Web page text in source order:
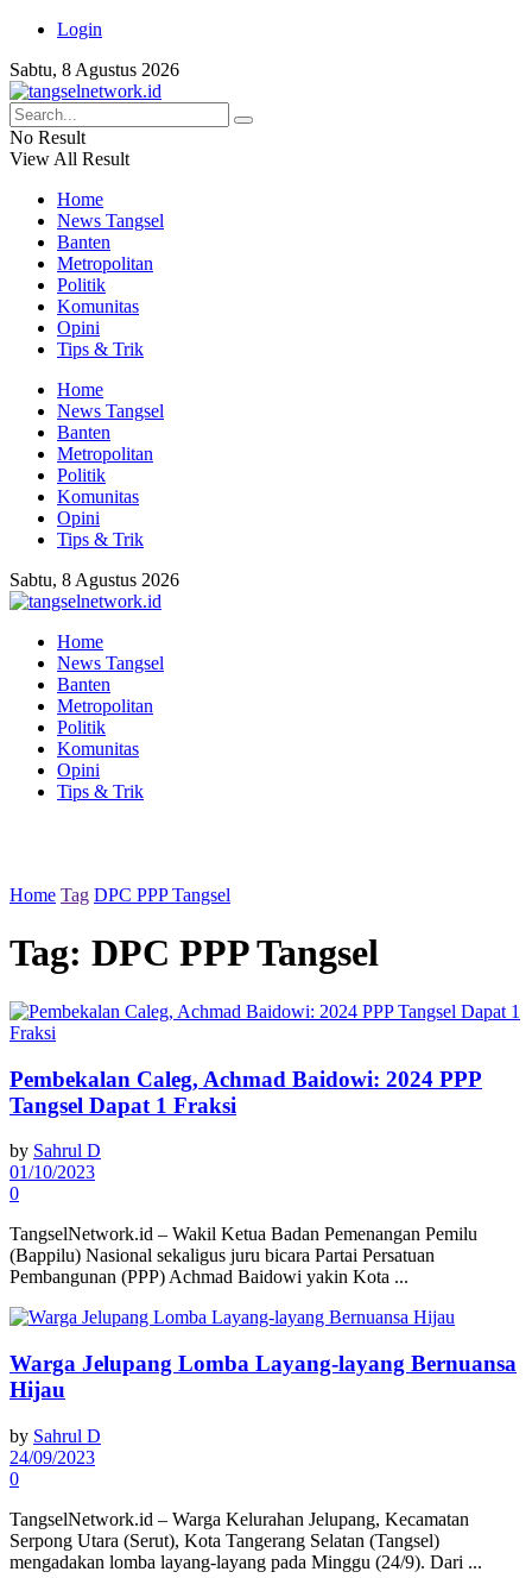
Login
Sabtu, 8 Agustus 2026
No Result
View All Result
Home
News Tangsel
Banten
Metropolitan
Politik
Komunitas
Opini
Tips & Trik
Home
News Tangsel
Banten
Metropolitan
Politik
Komunitas
Opini
Tips & Trik
Sabtu, 8 Agustus 2026
Home
News Tangsel
Banten
Metropolitan
Politik
Komunitas
Opini
Tips & Trik
Home Tag DPC PPP Tangsel
Tag: DPC PPP Tangsel
Pembekalan Caleg, Achmad Baidowi: 2024 PPP
Tangsel Dapat 1 Fraksi
by Sahrul D
01/10/2023
0
TangselNetwork.id – Wakil Ketua Badan Pemenangan Pemilu
(Bappilu) Nasional sekaligus juru bicara Partai Persatuan
Pembangunan (PPP) Achmad Baidowi yakin Kota ...
Warga Jelupang Lomba Layang-layang Bernuansa
Hijau
by Sahrul D
24/09/2023
0
TangselNetwork.id – Warga Kelurahan Jelupang, Kecamatan
Serpong Utara (Serut), Kota Tangerang Selatan (Tangsel)
mengadakan lomba layang-layang pada Minggu (24/9). Dari ...